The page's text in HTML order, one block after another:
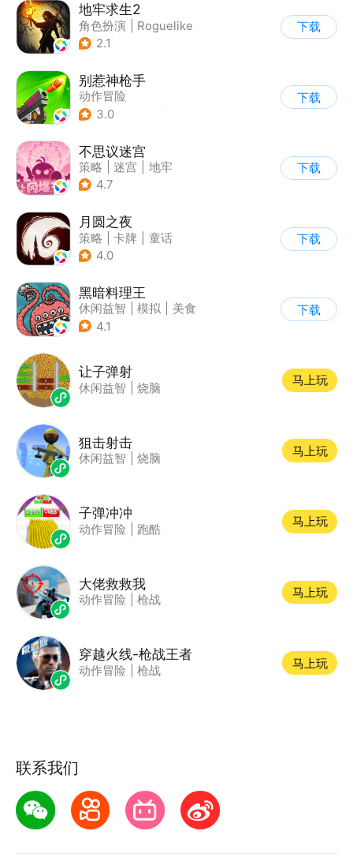
地牢求生2
角色扮演
Roguelike
| 地牢
2.1
下载
别惹神枪手
动作冒险
| 第三人称射击
3.0
下载
不思议迷宫
策略 迷宫
地牢
| 史莱姆
4.7
下载
月圆之夜
策略 卡牌
童话
| 剧情
4.0
下载
黑暗料理王
休闲益智 模拟
美食
| 卡通
4.1
下载
让子弹射
休闲益智 烧脑
马上玩
狙击射击
休闲益智 烧脑
马上玩
子弹冲冲
动作冒险 跑酷
马上玩
大佬救救我
动作冒险 枪战
马上玩
穿越火线-枪战王者
动作冒险 枪战
马上玩
联系我们